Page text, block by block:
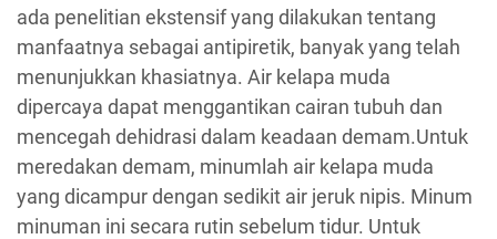
ada penelitian ekstensif yang dilakukan tentang
manfaatnya sebagai antipiretik, banyak yang telah
menunjukkan khasiatnya. Air kelapa muda
dipercaya dapat menggantikan cairan tubuh dan
mencegah dehidrasi dalam keadaan demam.Untuk
meredakan demam, minumlah air kelapa muda
yang dicampur dengan sedikit air jeruk nipis. Minum
minuman ini secara rutin sebelum tidur. Untuk